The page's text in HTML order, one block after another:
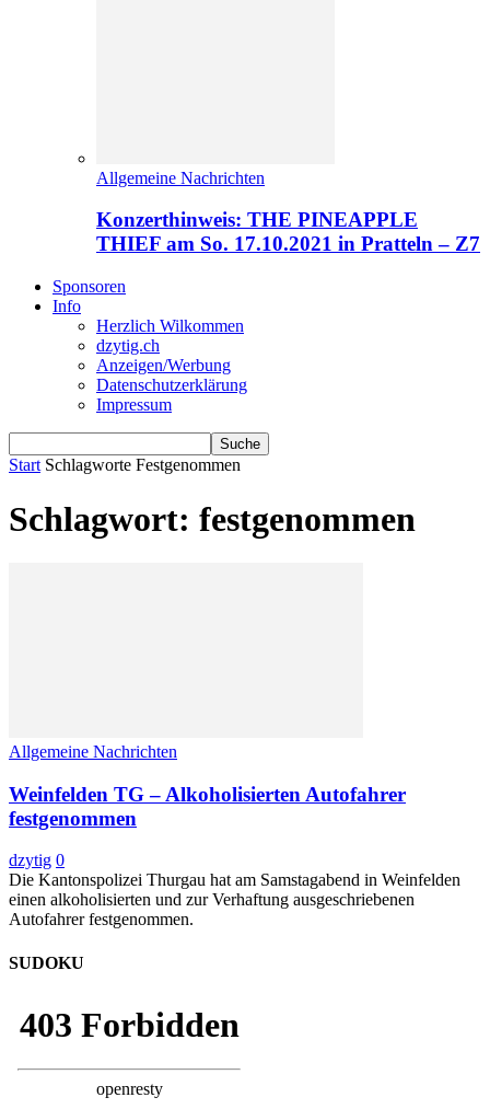
Allgemeine Nachrichten
Konzerthinweis: THE PINEAPPLE
THIEF am So. 17.10.2021 in Pratteln – Z7
Sponsoren
Info
Herzlich Wilkommen
dzytig.ch
Anzeigen/Werbung
Datenschutzerklärung
Impressum
Start Schlagworte Festgenommen
Schlagwort: festgenommen
Allgemeine Nachrichten
Weinfelden TG – Alkoholisierten Autofahrer
festgenommen
dzytig 0
Die Kantonspolizei Thurgau hat am Samstagabend in Weinfelden
einen alkoholisierten und zur Verhaftung ausgeschriebenen
Autofahrer festgenommen.
SUDOKU